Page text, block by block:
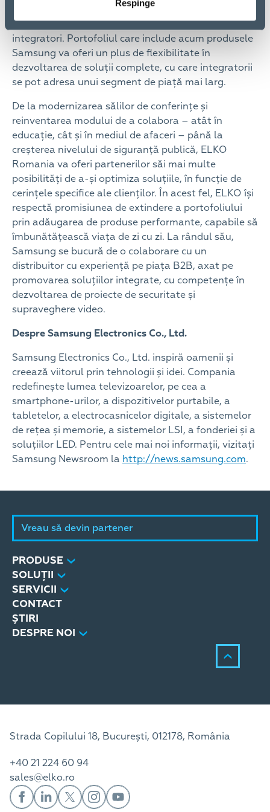
Respinge
profesionale din portofoliul actual ELKO,
completând astfel oferta dedicată rețelei de
integratori. Portofoliul care include acum produsele
Samsung va oferi un plus de flexibilitate în
dezvoltarea de soluții complete, cu care integratorii
se pot adresa unui segment de piață mai larg.
De la modernizarea sălilor de conferințe și
reinventarea modului de a colabora – atât în
educație, cât și în mediul de afaceri – până la
creșterea nivelului de siguranță publică, ELKO
Romania va oferi partenerilor săi mai multe
posibilități de a-și optimiza soluțiile, în funcție de
cerințele specifice ale clienților. În acest fel, ELKO își
respectă promisiunea de extindere a portofoliului
prin adăugarea de produse performante, capabile să
îmbunătățească viața de zi cu zi. La rândul său,
Samsung se bucură de o colaborare cu un
distribuitor cu experiență pe piața B2B, axat pe
promovarea soluțiilor integrate, cu competențe în
dezvoltarea de proiecte de securitate și
supraveghere video.
Despre Samsung Electronics Co., Ltd.
Samsung Electronics Co., Ltd. inspiră oamenii și
creează viitorul prin tehnologii și idei. Compania
redefinește lumea televizoarelor, pe cea a
smartphone-urilor, a dispozitivelor purtabile, a
tabletelor, a electrocasnicelor digitale, a sistemelor
de rețea și memorie, a sistemelor LSI, a fonderiei și a
soluțiilor LED. Pentru cele mai noi informații, vizitați
Samsung Newsroom la http://news.samsung.com.
Vreau să devin partener
PRODUSE
SOLUȚII
SERVICII
CONTACT
ȘTIRI
DESPRE NOI
Strada Copilului 18, București, 012178, România
+40 21 224 60 94
sales@elko.ro